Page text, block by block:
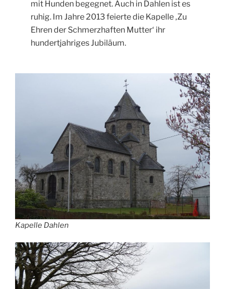
mit Hunden begegnet. Auch in Dahlen ist es
ruhig. Im Jahre 2013 feierte die Kapelle ‚Zu
Ehren der Schmerzhaften Mutter‘ ihr
hundertjahriges Jubiläum.
Kapelle Dahlen